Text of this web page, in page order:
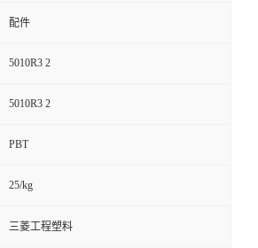
配件
5010R3 2
5010R3 2
PBT
25/kg
三菱工程塑料